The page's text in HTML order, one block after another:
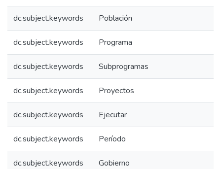
dc.subject.keywords Población
dc.subject.keywords Programa
dc.subject.keywords Subprogramas
dc.subject.keywords Proyectos
dc.subject.keywords Ejecutar
dc.subject.keywords Período
dc.subject.keywords Gobierno